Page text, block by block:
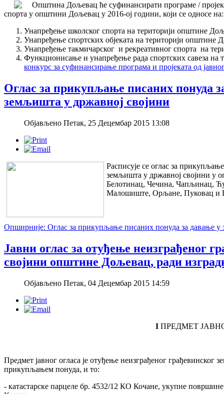
Општина Дољевац ће суфинансирати програме /
спорта у општини Дољевац у 2016-ој години, који се односе на:
Унапређење школског спорта на територији општине
Унапређење спортских објеката на територији општине
Унапређење такмичарског и рекреативног спорта на
Функционисање и унапређење рада спортских савеза
конкурс за суфинансирање програма и пројеката од
Оглас за прикупљање писаних понуда
земљишта у државној својини
Објављено Петак, 25 Децембар 2015 13:08
Расписује се оглас за
земљишта у државној својини у
Белотинац, Чечина, Чапљинац,
Малошиште, Орљане, Пуковац и
Опширније: Оглас за прикупљање писаних понуда за давање
Јавни оглас за отуђење неизграђеног
својини општине Дољевац, ради
Објављено Петак, 04 Децембар 2015 14:59
I ПРЕДМЕТ
Предмет јавног огласа је отуђење неизграђеног
прикупљањем понуда, и то:
- катастарске парцеле бр. 4532/12 КО Кочане, укупне